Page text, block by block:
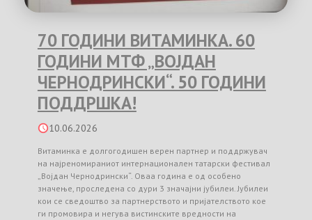
70 ГОДИНИ ВИТАМИНКА. 60
ГОДИНИ МТФ „ВОЈДАН
ЧЕРНОДРИНСКИ“. 50 ГОДИНИ
ПОДДРШКА!
10.06.2026
Витаминка е долгогодишен верен партнер и поддржувач
на најреномираниот интернационален татарски фестивал
„Војдан Чернодрински“. Оваа година е од особено
значење, проследена со дури 3 значајни јубилеи. Јубилеи
кои се сведоштво за партнерството и пријателството кое
ги промовира и негува вистинските вредности на